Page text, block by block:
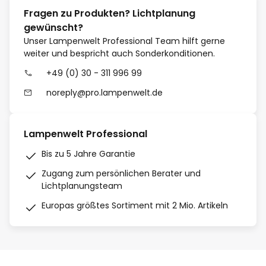
Fragen zu Produkten? Lichtplanung
gewünscht?
Unser Lampenwelt Professional Team hilft gerne
weiter und bespricht auch Sonderkonditionen.
+49 (0) 30 - 311 996 99
noreply@pro.lampenwelt.de
Lampenwelt Professional
Bis zu 5 Jahre Garantie
Zugang zum persönlichen Berater und
Lichtplanungsteam
Europas größtes Sortiment mit 2 Mio. Artikeln